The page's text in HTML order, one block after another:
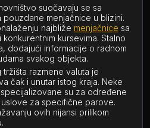
suočavaju se sa
menjačnice u blizini.
najbliže menjačnice sa
kursevima. Stalno
dodajući informacije o radnom
svakog objekta.
razmene valuta je
čak i unutar istog kraja. Neke
specijalizovane su za određene
za specifične parove.
ovih nijansi prilikom